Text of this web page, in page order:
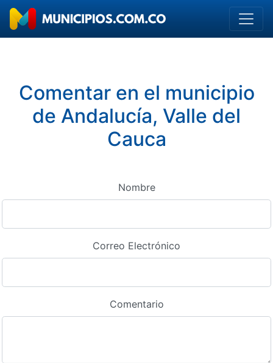
Comentar en el municipio
de Andalucía, Valle del
Cauca
Nombre
Correo Electrónico
Comentario